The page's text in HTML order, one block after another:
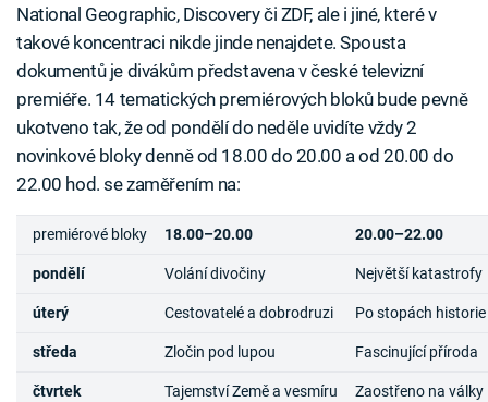
National Geographic, Discovery či ZDF, ale i jiné, které v
takové koncentraci nikde jinde nenajdete. Spousta
dokumentů je divákům představena v české televizní
premiéře. 14 tematických premiérových bloků bude pevně
ukotveno tak, že od pondělí do neděle uvidíte vždy 2
novinkové bloky denně od 18.00 do 20.00 a od 20.00 do
22.00 hod. se zaměřením na:
premiérové bloky 18.00–20.00 20.00–22.00
pondělí Volání divočiny Největší katastrofy
úterý Cestovatelé a dobrodruzi Po stopách historie
středa Zločin pod lupou Fascinující příroda
čtvrtek Tajemství Země a vesmíru Zaostřeno na války